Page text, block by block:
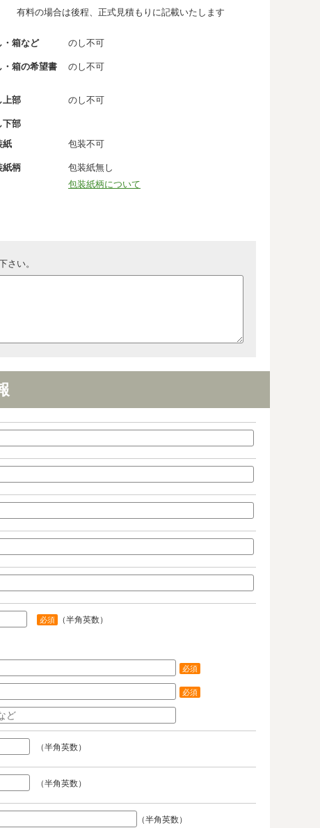
有料の場合は後程、正式見積もりに記載いたします
・箱など のし不可
・箱の希望書
のし不可
上部 のし不可
下部
紙
包装不可
紙柄
包装紙無し
包装紙柄について
さい。
必須 （半角英数）
必須
必須
（半角英数）
（半角英数）
（半角英数）